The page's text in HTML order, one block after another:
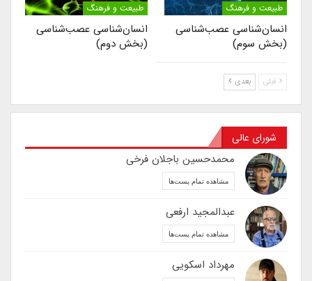
طبیعت و فرهنگ
انسان‌شناسی عصب‌شناسی
(بخش سوم)
طبیعت و فرهنگ
انسان‌شناسی عصب‌شناسی
(بخش دوم)
قبلی بعدی
شورای عالی
محمدحسین باجلان فرخی
مشاهده تمام پست‌ها
عبدالمجید ارفعی
مشاهده تمام پست‌ها
مهرداد اسکویی